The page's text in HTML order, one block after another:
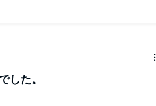
した。